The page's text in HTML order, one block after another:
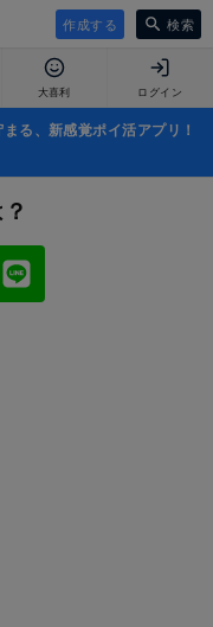
作成する 検索
大喜利 ログイン
る、新感覚ポイ活アプリ！